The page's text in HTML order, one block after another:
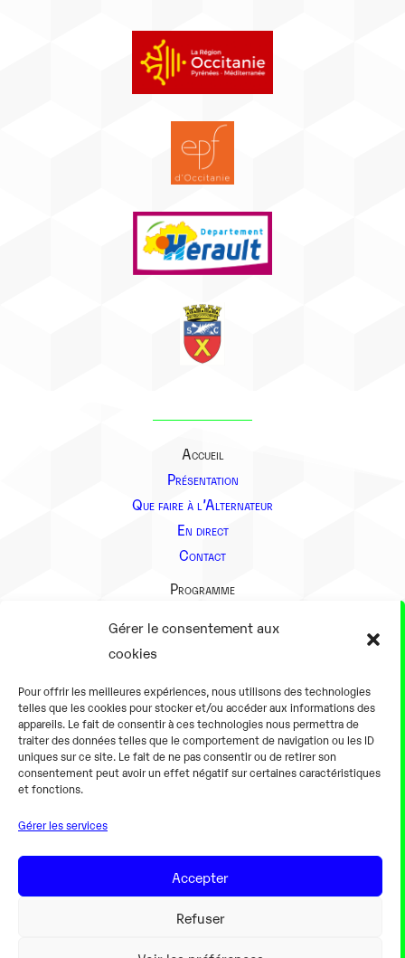
Gérer le consentement aux
cookies
Pour offrir les meilleures expériences, nous utilisons des technologies
telles que les cookies pour stocker et/ou accéder aux informations des
appareils. Le fait de consentir à ces technologies nous permettra de
traiter des données telles que le comportement de navigation ou les ID
uniques sur ce site. Le fait de ne pas consentir ou de retirer son
consentement peut avoir un effet négatif sur certaines caractéristiques
et fonctions.
Gérer les services
Accepter
Refuser
Accueil
Présentation
Que faire à l’Alternateur
En direct
Contact
Programme
Présentation
En pratique
Tarifs et horaires
Salles
Équipements numériques
Gaming